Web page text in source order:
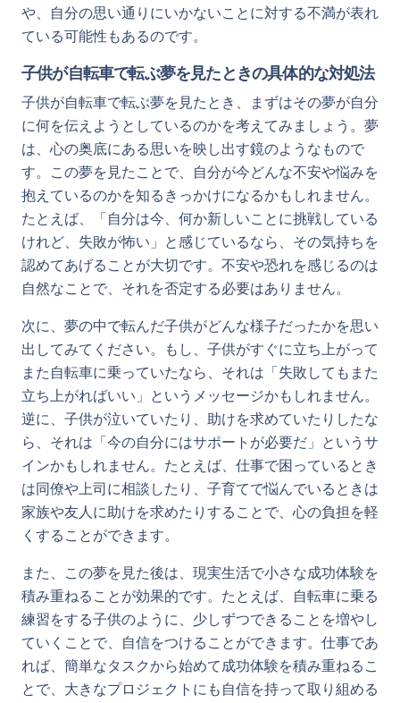
や、自分の思い通りにいかないことに対する不満が表れ
ている可能性もあるのです。
子供が自転車で転ぶ夢を見たときの具体的な対処法
子供が自転車で転ぶ夢を見たとき、まずはその夢が自分
に何を伝えようとしているのかを考えてみましょう。夢
は、心の奥底にある思いを映し出す鏡のようなもので
す。この夢を見たことで、自分が今どんな不安や悩みを
抱えているのかを知るきっかけになるかもしれません。
たとえば、「自分は今、何か新しいことに挑戦している
けれど、失敗が怖い」と感じているなら、その気持ちを
認めてあげることが大切です。不安や恐れを感じるのは
自然なことで、それを否定する必要はありません。
次に、夢の中で転んだ子供がどんな様子だったかを思い
出してみてください。もし、子供がすぐに立ち上がって
また自転車に乗っていたなら、それは「失敗してもまた
立ち上がればいい」というメッセージかもしれません。
逆に、子供が泣いていたり、助けを求めていたりしたな
ら、それは「今の自分にはサポートが必要だ」というサ
インかもしれません。たとえば、仕事で困っているとき
は同僚や上司に相談したり、子育てで悩んでいるときは
家族や友人に助けを求めたりすることで、心の負担を軽
くすることができます。
また、この夢を見た後は、現実生活で小さな成功体験を
積み重ねることが効果的です。たとえば、自転車に乗る
練習をする子供のように、少しずつできることを増やし
ていくことで、自信をつけることができます。仕事であ
れば、簡単なタスクから始めて成功体験を積み重ねるこ
とで、大きなプロジェクトにも自信を持って取り組める